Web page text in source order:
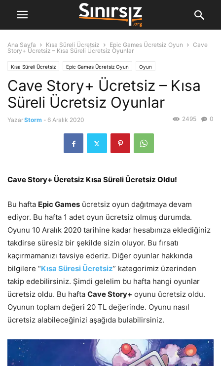
Ana Sayfa Kısa Süreli Ücretsiz Epic Games Ücretsiz Oyun
Cave
Story+ Ücretsiz – Kısa Süreli Ücretsiz Oyunlar
Kısa Süreli Ücretsiz Epic Games Ücretsiz Oyun Oyun
Cave Story+ Ücretsiz – Kısa
Süreli Ücretsiz Oyunlar
YazarStorm - 6 Aralık 2020 0
2495
Cave Story+ Ücretsiz Kısa Süreli Ücretsiz Oldu!
Bu hafta Epic Games ücretsiz oyun dağıtmaya devam
ediyor. Bu hafta 1 adet oyun ücretsiz olmuş durumda.
Oyunu 10 Aralık 2020 tarihine kadar hesabınıza eklediğiniz
takdirse süresiz bir şekilde sizin oluyor. Bu fırsatı
kaçırmamanızı tavsiye ederiz. Diğer oyunlar hakkında
bilgilere “Kısa Süresi Ücretsiz” kategorimiz üzerinden
takip edebilirsiniz. Şimdi gelelim bu hafta hangi oyunlar
ücretsiz oldu. Bu hafta Cave Story+ oyunu ücretsiz oldu.
Oyunun toplam değeri 20 TL değerinde. Oyunu nasıl
ücretsiz alabileceğinizi aşağıda bulabilirsiniz.